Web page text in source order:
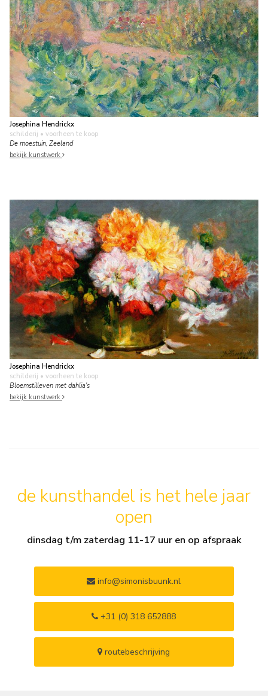
Josephina Hendrickx
schilderij • voorheen te koop
De moestuin, Zeeland
bekijk kunstwerk
Josephina Hendrickx
schilderij • voorheen te koop
Bloemstilleven met dahlia's
bekijk kunstwerk
de kunsthandel is het hele jaar
open
dinsdag t/m zaterdag 11-17 uur en op afspraak
info@simonisbuunk.nl
+31 (0) 318 652888
routebeschrijving